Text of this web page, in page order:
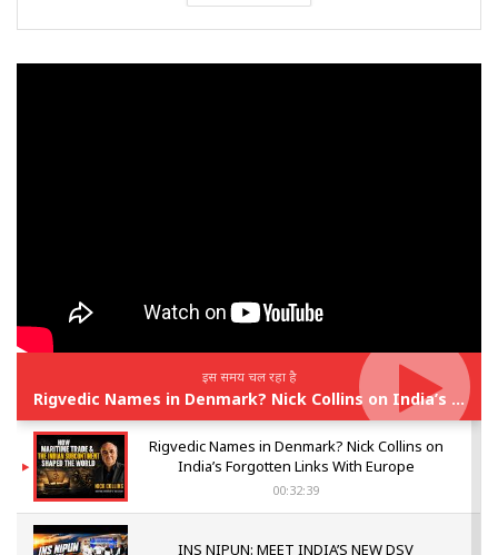
इस समय चल रहा है
Rigvedic Names in Denmark? Nick Collins on India’s Forgotten Links With Europe
Rigvedic Names in Denmark? Nick Collins on
India’s Forgotten Links With Europe
00:32:39
INS NIPUN: MEET INDIA’S NEW DSV